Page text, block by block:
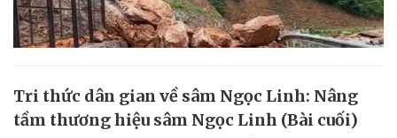
Tri thức dân gian về sâm Ngọc Linh: Nâng
tầm thương hiệu sâm Ngọc Linh (Bài cuối)